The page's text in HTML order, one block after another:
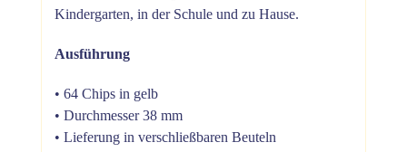
Kindergarten, in der Schule und zu Hause.
Ausführung
• 64 Chips in gelb
• Durchmesser 38 mm
• Lieferung in verschließbaren Beuteln